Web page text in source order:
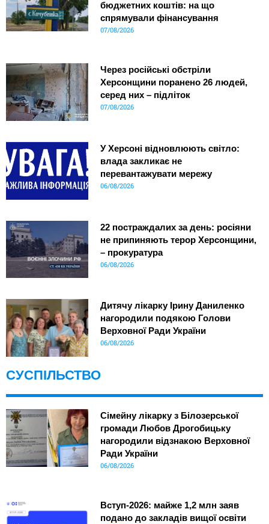
бюджетних коштів: на що
спрямували фінансування
07/08/2026
Через російські обстріли
Херсонщини поранено 26 людей,
серед них – підліток
07/08/2026
У Херсоні відновлюють світло:
влада закликає не
перевантажувати мережу
06/08/2026
22 постраждалих за день: росіяни
не припиняють терор Херсонщини,
– прокуратура
06/08/2026
Дитячу лікарку Ірину Даниленко
нагородили подякою Голови
Верховної Ради України
06/08/2026
СУСПІЛЬСТВО
Сімейну лікарку з Білозерської
громади Любов Дрогобицьку
нагородили відзнакою Верховної
Ради України
06/08/2026
Вступ-2026: майже 1,2 млн заяв
подано до закладів вищої освіти